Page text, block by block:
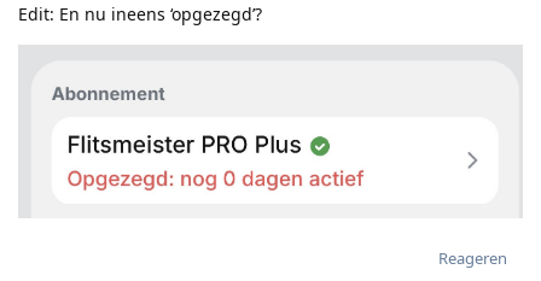
Edit: En nu ineens ‘opgezegd’?
Reageren